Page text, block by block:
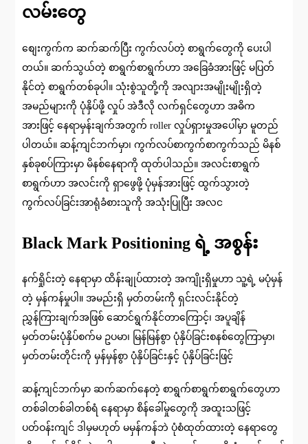
လမ်းတွေ
စျေးကွက်က ဆက်ဆက်ပြီး ကွက်လပ်တဲ့ စာရွက်တွေကို ပေးပါ
တယ်။ ဆက်သွယ်တဲ့ စာရွက်စာရွက်ဟာ အခြေခံအားဖြင့် မပြတ်
နိုင်တဲ့ စာရွက်တစ်ခုပါ။ သုံးစွဲသူတို့ကို အလျားအမျိုးမျိုးရှိတဲ့
အမည်များကို ပုံနှိပ်ဖို့ လှုပ် အဲဒီလို လက်ရှင်တွေဟာ အဓိက
အားဖြင့် နေရာမှန်းချက်အတွက် roller လှုပ်ရှားမှုအပေါ်မှာ မူတည်
ပါတယ်။ ဆန့်ကျင်ဘက်မှာ၊ ကွက်လပ်စာကွက်စာကွက်သည် မိနစ်
နှစ်ခုစပ်ကြားမှာ မိနစ်နေရာကို ထုတ်ပါသည်။ အလင်းစာရွက်
စာရွက်ဟာ အလင်းကို ရှာဖွေဖို့ ပုံမှန်အားဖြင့် ထွက်သွားတဲ့
ကွက်လပ်ခြင်းအာရုံခံစားသူကို အသုံးပြုပြီး အလင
Black Mark Positioning ရဲ့ အစွန်း
နက်ရှိုင်းတဲ့ နေရာမှာ ထိန်းချုပ်ထားတဲ့ အကျိုးရှိမှုဟာ သူ့ရဲ့ မပုံမှန်
တဲ့ မှန်ကန်မှုပါ။ အမည်းရှိ မှတ်တမ်းကို ရှင်းလင်းနိုင်တဲ့
ညွှန်ကြားချက်အဖြစ် ဆောင်ရွက်နိုင်တာကြောင့်၊ အပူချိန်
မှတ်တမ်းပုံနှိပ်စက်မ ဥပမာ၊ မြန်မြန်စွာ ပုံနှိပ်ခြင်းစနစ်တွေကြာမှာ၊
မှတ်တမ်းတိုင်းကို မှန်မှန်စွာ ပုံနှိပ်ခြင်းနှင့် ပုံနှိပ်ခြင်းဖြင့်
ဆန့်ကျင်ဘက်မှာ ဆက်ဆက်နေတဲ့ စာရွက်စာရွက်စာရွက်တွေဟာ
တစ်ခါတစ်ခါတစ်ရံ နေရာမှာ စိန်ခေါ်မှုတွေကို အထူးသဖြင့်
ပတ်ဝန်းကျင် ဒါမှမဟုတ် မမှန်ကန်ဘဲ ပုံစံထုတ်ထားတဲ့ နေရာတွေ